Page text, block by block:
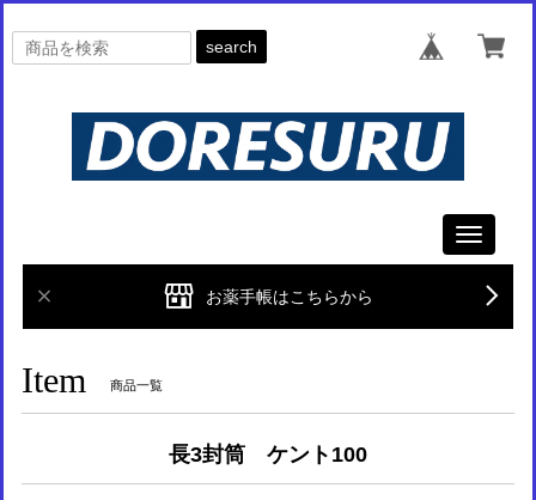
search
Toggle
お薬手帳はこちらから
Item 商品一覧
長3封筒 ケント100